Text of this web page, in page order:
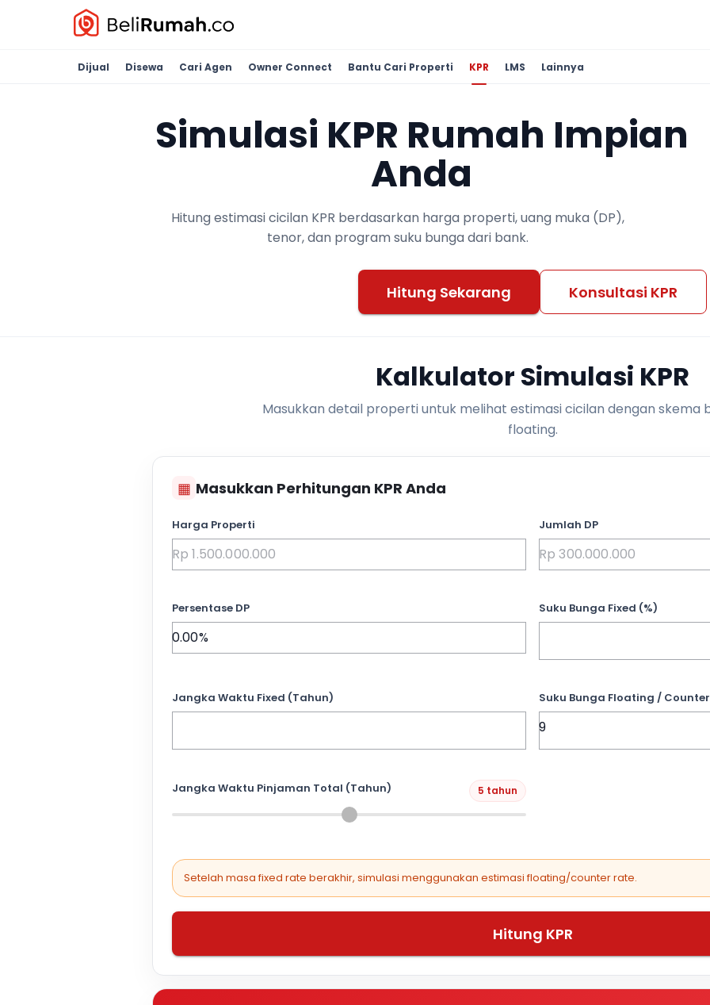
Dijual Disewa Cari Agen Owner Connect Bantu Cari Properti KPR LMS Lainnya
Simulasi KPR Rumah Impian
Anda
Hitung estimasi cicilan KPR berdasarkan harga properti, uang muka (DP),
tenor, dan program suku bunga dari bank.
Hitung Sekarang Konsultasi KPR
Kalkulator Simulasi KPR
Masukkan detail properti untuk melihat estimasi cicilan dengan skema
floating.
▦ Masukkan Perhitungan KPR Anda
Harga Properti Jumlah DP
Persentase DP Suku Bunga Fixed (%)
Jangka Waktu Fixed (Tahun) Suku Bunga Floating /
Jangka Waktu Pinjaman Total (Tahun) 5 tahun
Setelah masa fixed rate berakhir, simulasi menggunakan estimasi floating/counter rate.
Hitung KPR